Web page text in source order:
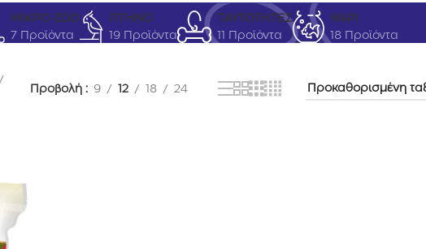
ΜΙΚΡΟ ΖΩΟ
7 Προϊόντα
ΠΤΗΝΟ
19 Προϊόντα
ΤΑΥΤΟΤΗΤΕΣ
11 Προϊόντα
ΨΑΡΙ
18 Προϊόντα
Προβολή 9 12 18 24